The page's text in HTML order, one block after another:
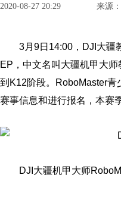
2020-08-27 20:29 来源：
3月9日14:00，DJI大疆
EP，中文名叫大疆机甲大
到K12阶段。RoboMaster青
赛事信息和进行报名，本赛
DJI大疆机甲大师